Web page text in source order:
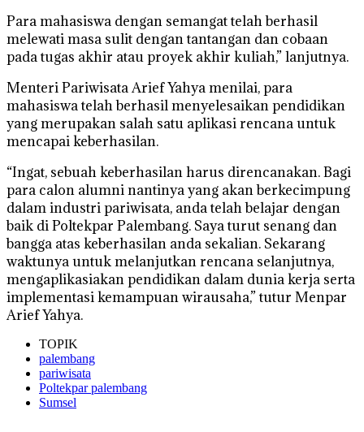
Para mahasiswa dengan semangat telah berhasil
melewati masa sulit dengan tantangan dan cobaan
pada tugas akhir atau proyek akhir kuliah,” lanjutnya.
Menteri Pariwisata Arief Yahya menilai, para
mahasiswa telah berhasil menyelesaikan pendidikan
yang merupakan salah satu aplikasi rencana untuk
mencapai keberhasilan.
“Ingat, sebuah keberhasilan harus direncanakan. Bagi
para calon alumni nantinya yang akan berkecimpung
dalam industri pariwisata, anda telah belajar dengan
baik di Poltekpar Palembang. Saya turut senang dan
bangga atas keberhasilan anda sekalian. Sekarang
waktunya untuk melanjutkan rencana selanjutnya,
mengaplikasiakan pendidikan dalam dunia kerja serta
implementasi kemampuan wirausaha,” tutur Menpar
Arief Yahya.
TOPIK
palembang
pariwisata
Poltekpar palembang
Sumsel